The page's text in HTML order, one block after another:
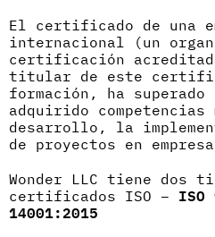
El certificado de una
internacional (un
certificación
titular de este
formación, ha superado
adquirido competencias
desarrollo, la
de proyectos en
Wonder LLC tiene dos
certificados ISO – ISO
14001:2015